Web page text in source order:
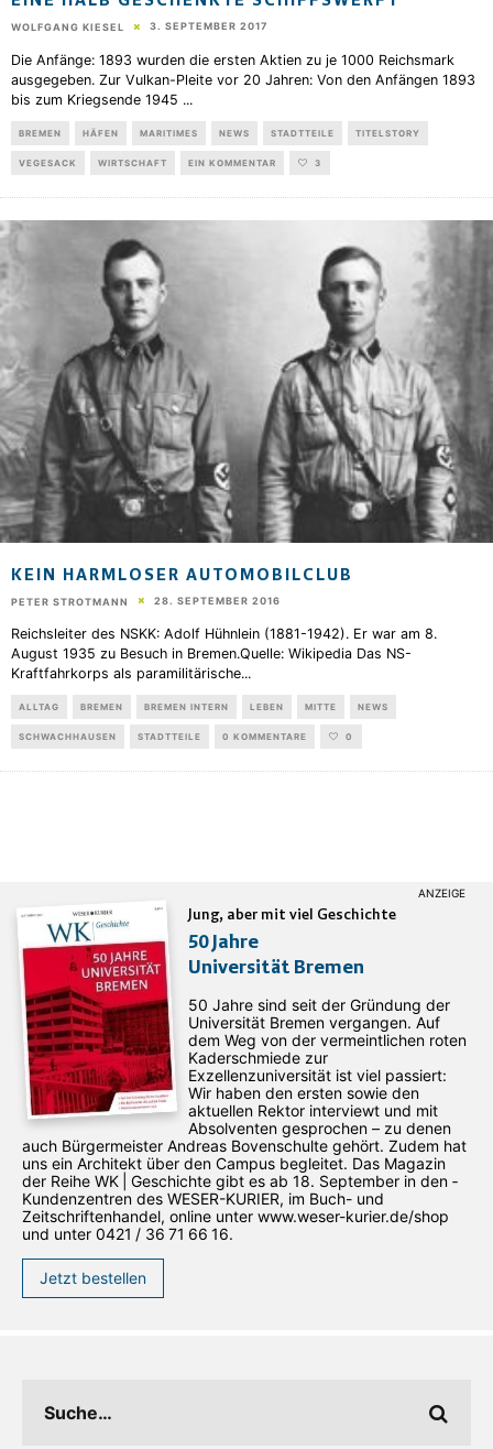
WOLFGANG KIESEL 3. SEPTEMBER 2017
Die Anfänge: 1893 wurden die ersten Aktien zu je 1000 Reichsmark
ausgegeben. Zur Vulkan-Pleite vor 20 Jahren: Von den Anfängen 1893
bis zum Kriegsende 1945 ...
BREMEN HÄFEN MARITIMES NEWS STADTTEILE TITELSTORY
VEGESACK WIRTSCHAFT EIN KOMMENTAR 3
KEIN HARMLOSER AUTOMOBILCLUB
PETER STROTMANN 28. SEPTEMBER 2016
Reichsleiter des NSKK: Adolf Hühnlein (1881-1942). Er war am 8.
August 1935 zu Besuch in Bremen.Quelle: Wikipedia Das NS-
Kraftfahrkorps als paramilitärische...
ALLTAG BREMEN BREMEN INTERN LEBEN MITTE NEWS
SCHWACHHAUSEN STADTTEILE 0 KOMMENTARE 0
Jung, aber mit viel Geschichte
50 Jahre
Universität Bremen
50 Jahre sind seit der Gründung der
Universität Bremen vergangen. Auf
dem Weg von der vermeintlichen roten
Kaderschmiede zur
Exzellenzuniversität ist viel passiert:
Wir haben den ersten sowie den
aktuellen Rektor interviewt und mit
Absolventen gesprochen – zu denen
auch Bürgermeister Andreas Bovenschulte gehört. Zudem hat
uns ein Architekt über den Campus begleitet. Das Magazin
der Reihe WK | Geschichte gibt es ab 18. September in den ­
Kundenzentren des WESER-­KURIER, im Buch- und
Zeitschriftenhandel, online unter www.weser-kurier.de/shop
und unter 0421 / 36 71 66 16.
Jetzt bestellen